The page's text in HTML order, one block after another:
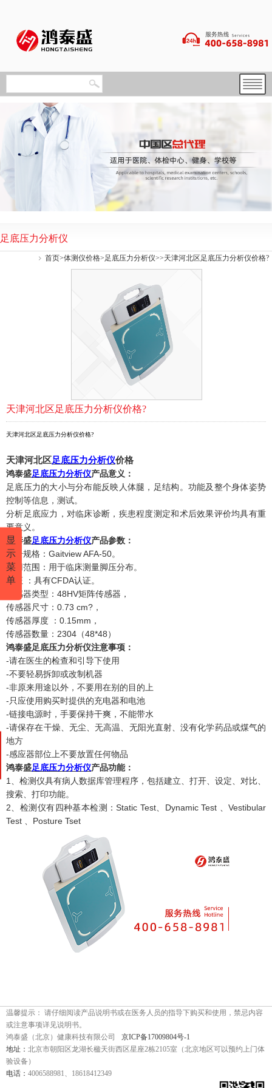
足底压力分析仪
首页>体测仪价格>足底压力分析仪>>天津河北区足底压力分析仪价格?
天津河北区足底压力分析仪价格?
天津河北区足底压力分析仪价格?
天津河北区足底压力分析仪价格
鸿泰盛足底压力分析仪产品意义：
足底压力的大小与分布能反映人体腿，足结构。功能及整个身体姿势
控制等信息，测试。
分析足底应力，对临床诊断，疾患程度测定和术后效果评价均具有重
要意义。
鸿泰盛足底压力分析仪产品参数：
型号规格 ： Gaitview AFA-50。
适用范围 ： 用于临床测量脚压分布。
认证
：具有CFDA认证。
传感器类型： 48HV矩阵传感器，
传感器尺寸： 0.73 cm?，
传感器厚度
： 0.15mm，
传感器数量： 2304（48*48）
鸿泰盛足底压力分析仪注意事项：
-请在医生的检查和引导下使用
-不要轻易拆卸或改制机器
-非原来用途以外，不要用在别的目的上
-只应使用购买时提供的充电器和电池
-链接电源时，手要保持干爽，不能带水
-请保存在干燥、无尘、无高温、无阳光直射、没有化学药品或煤气的
地方
-感应器部位上不要放置任何物品
鸿泰盛足底压力分析仪产品功能：
1、检测仪具有病人数据库管理程序，包括建立、打开、设定、对比、
搜索、打印功能。
2、检测仪有四种基本检测：Static Test、Dynamic Test 、Vestibular
Test 、Posture Tset
显
示
菜
单
温馨提示： 请仔细阅读产品说明书或在医务人员的指导下购买和使用，禁忌内容
或注意事项详见说明书。
鸿泰盛（北京）健康科技有限公司
京ICP备17009804号-1
地址： 北京市朝阳区龙湖长楹天街西区星座2栋2105室（北京地区可以预约上门体
验设备）
电话： 4006588981、18618412349